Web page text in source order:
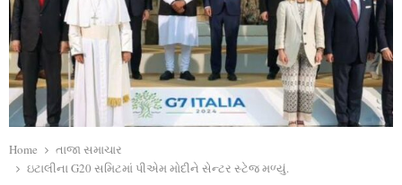
Home
તાજા સમાચાર
ઇટાલીના G20 સમિટમાં પીએમ મોદીને સેન્ટર સ્ટેજ મળ્યું.